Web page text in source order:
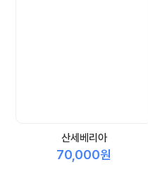
산세베리아
70,000원